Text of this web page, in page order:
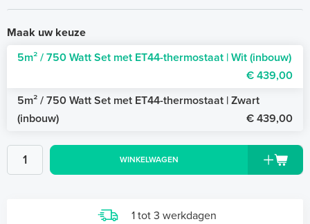
Maak uw keuze
5m² / 750 Watt Set met ET44-thermostaat | Wit (inbouw)
€ 439,00
5m² / 750 Watt Set met ET44-thermostaat | Zwart
(inbouw)
€ 439,00
WINKELWAGEN
1 tot 3 werkdagen